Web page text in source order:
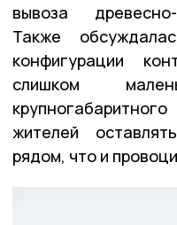
вывоза
Также
конфигурации
слишком
жителей
рядом, что и